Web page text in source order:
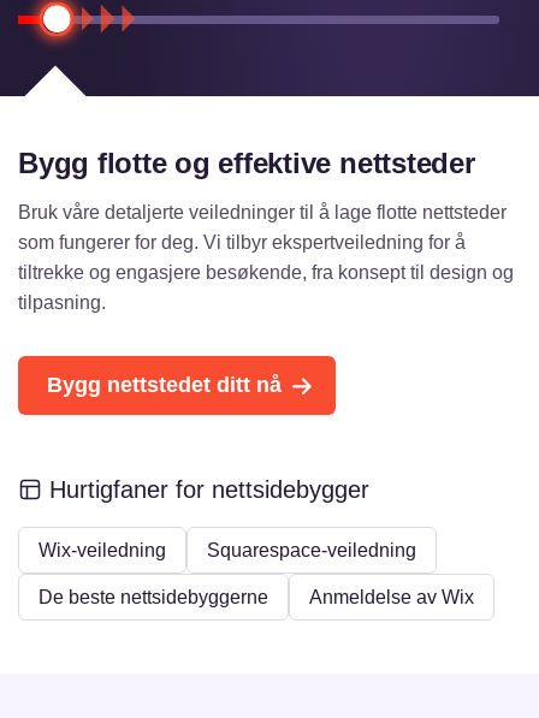
Bygg flotte og effektive nettsteder
Bruk våre detaljerte veiledninger til å lage flotte nettsteder
som fungerer for deg. Vi tilbyr ekspertveiledning for å
tiltrekke og engasjere besøkende, fra konsept til design og
tilpasning.
Bygg nettstedet ditt nå
Hurtigfaner for nettsidebygger
Wix-veiledning Squarespace-veiledning
De beste nettsidebyggerne Anmeldelse av Wix